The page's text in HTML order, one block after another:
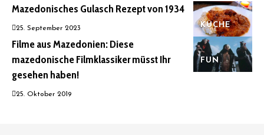
KÜCHE
Mazedonisches Gulasch Rezept von 1934
25. September 2023
FUN
Filme aus Mazedonien: Diese
mazedonische Filmklassiker müsst Ihr
gesehen haben!
25. Oktober 2019